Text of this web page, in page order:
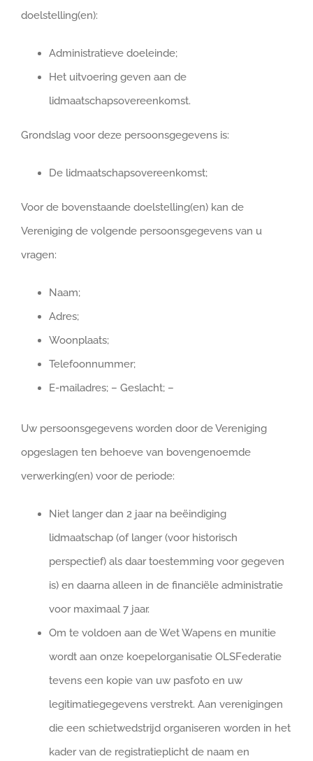
doelstelling(en):
Administratieve doeleinde;
Het uitvoering geven aan de
lidmaatschapsovereenkomst.
Grondslag voor deze persoonsgegevens is:
De lidmaatschapsovereenkomst;
Voor de bovenstaande doelstelling(en) kan de
Vereniging de volgende persoonsgegevens van u
vragen:
Naam;
Adres;
Woonplaats;
Telefoonnummer;
E-mailadres; – Geslacht; –
Uw persoonsgegevens worden door de Vereniging
opgeslagen ten behoeve van bovengenoemde
verwerking(en) voor de periode:
Niet langer dan 2 jaar na beëindiging
lidmaatschap (of langer (voor historisch
perspectief) als daar toestemming voor gegeven
is) en daarna alleen in de financiële administratie
voor maximaal 7 jaar.
Om te voldoen aan de Wet Wapens en munitie
wordt aan onze koepelorganisatie OLSFederatie
tevens een kopie van uw pasfoto en uw
legitimatiegegevens verstrekt. Aan verenigingen
die een schietwedstrijd organiseren worden in het
kader van de registratieplicht de naam en